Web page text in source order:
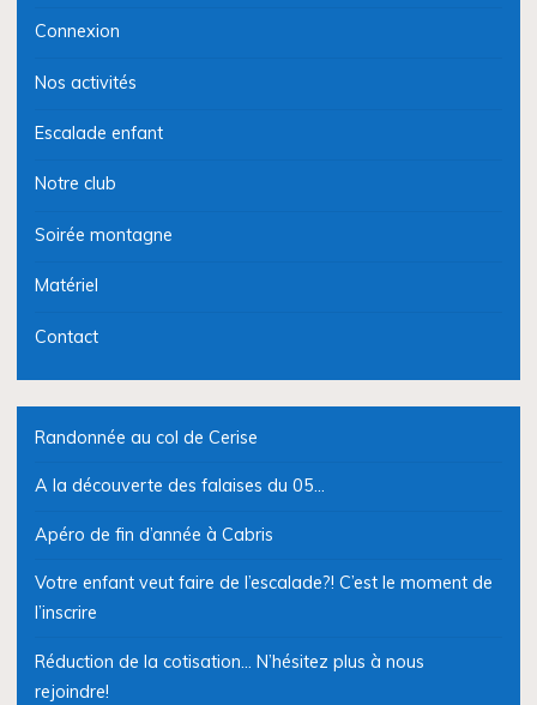
Connexion
Nos activités
Escalade enfant
Notre club
Soirée montagne
Matériel
Contact
Randonnée au col de Cerise
A la découverte des falaises du 05…
Apéro de fin d’année à Cabris
Votre enfant veut faire de l’escalade?! C’est le moment de
l’inscrire
Réduction de la cotisation… N’hésitez plus à nous
rejoindre!